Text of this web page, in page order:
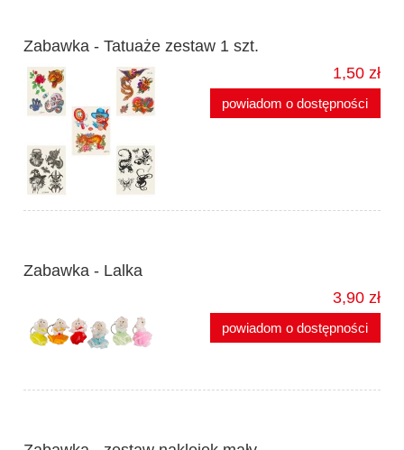
Zabawka - Tatuaże zestaw 1 szt.
1,50 zł
powiadom o dostępności
Zabawka - Lalka
3,90 zł
powiadom o dostępności